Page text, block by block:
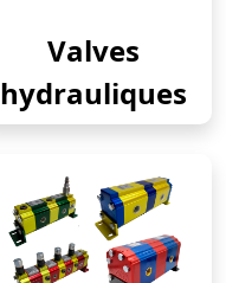
Valves
hydrauliques